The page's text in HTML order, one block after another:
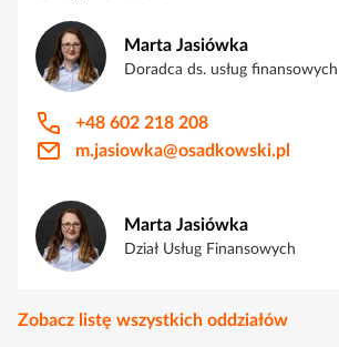
Marta Jasiówka
Doradca ds. usług finansowych
+48 602 218 208
m.jasiowka@osadkowski.pl
Marta Jasiówka
Dział Usług Finansowych
Zobacz listę wszystkich oddziałów